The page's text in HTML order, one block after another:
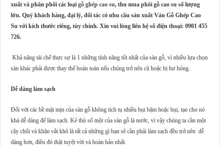
xuất và phân phối các loạigỗ ghép cao su, thu mua phôi gỗ cao su số lượng
lớn. Quý khách hàng, đại lý, đối tác có nhu cầu sản xuất Ván Gỗ Ghép Cao
Su với kích thước riêng, tùy chỉnh. Xin vui lòng liên hệ số điện thoại: 0901 455
726.
Khả năng tái chế thực sự là 1 những tính năng tốt nhất của sàn gỗ, vì nhiều lựa chọn
sàn khác phải được thay thế hoàn toàn nếu chúng trở nên cũ hoặc bị hư hỏng.
Dễ dàng làm sạch
Đối với các bề mặt mịn của sàn gỗ không tích tụ nhiều bụi bặm hoặc bụi, tạo cho nó
khá dễ dàng để làm sạch. Kẻ thù số một của sàn gỗ là nước, vì vậy chúng ta cần một
cây chổi và khăn vắt khô là tất cả những gì bạn sẽ cần phải làm sạch đều trở nên dễ
dàng hơn, điều đó thật tuyệt vời và hoàn hảo nhất.